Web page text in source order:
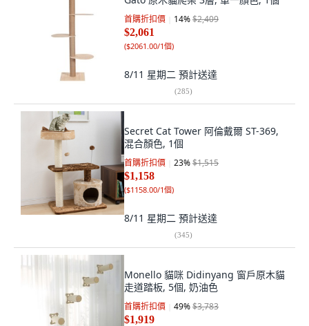
首購折扣價 14%$2,409
$2,061
($2061.00/1個)
8/11 星期二 預計送達
(285)
Secret Cat Tower 阿倫戴爾 ST-369,
混合顏色, 1個
首購折扣價 23%$1,515
$1,158
($1158.00/1個)
8/11 星期二 預計送達
(345)
Monello 貓咪 Didinyang 窗戶原木貓
走道踏板, 5個, 奶油色
首購折扣價 49%$3,783
$1,919